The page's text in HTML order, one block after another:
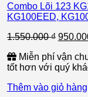
Combo Lõi 123
KG100EED,
1.550.000₫ Giá
là:
Miễn phí vận
tốt hơn với quý
Thêm vào giỏ hàng